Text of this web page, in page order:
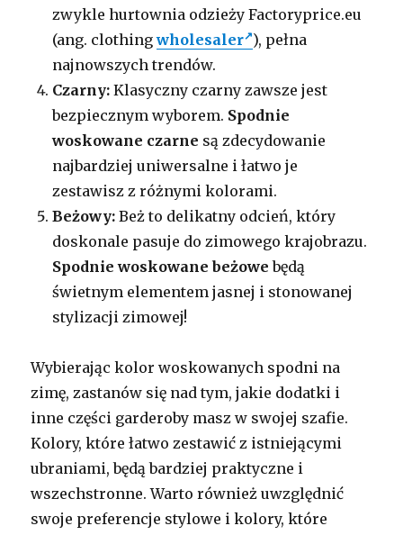
zwykle hurtownia odzieży Factoryprice.eu
(ang. clothingwholesaler ), pełna
najnowszych trendów.
Czarny: Klasyczny czarny zawsze jest
bezpiecznym wyborem. Spodnie
woskowane czarne są zdecydowanie
najbardziej uniwersalne i łatwo je
zestawisz z różnymi kolorami.
Beżowy: Beż to delikatny odcień, który
doskonale pasuje do zimowego krajobrazu.
Spodnie woskowane beżowe będą
świetnym elementem jasnej i stonowanej
stylizacji zimowej!
Wybierając kolor woskowanych spodni na
zimę, zastanów się nad tym, jakie dodatki i
inne części garderoby masz w swojej szafie.
Kolory, które łatwo zestawić z istniejącymi
ubraniami, będą bardziej praktyczne i
wszechstronne. Warto również uwzględnić
swoje preferencje stylowe i kolory, które